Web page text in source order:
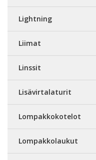
Lightning
Liimat
Linssit
Lisävirtalaturit
Lompakkokotelot
Lompakkolaukut